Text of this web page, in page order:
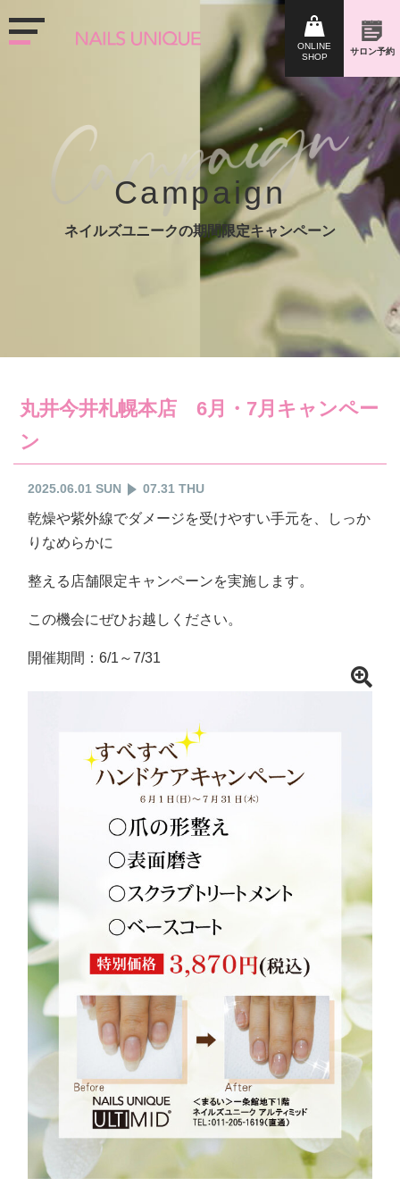
Campaign
ネイルズユニークの期間限定キャンペーン
丸井今井札幌本店 6月・7月キャンペー
ン
2025.06.01 SUN 07.31 THU
乾燥や紫外線でダメージを受けやすい手元を、しっか
りなめらかに
整える店舗限定キャンペーンを実施します。
この機会にぜひお越しください。
開催期間：6/1～7/31